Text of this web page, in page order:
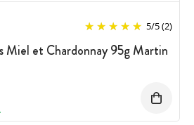
5/5(2)
Miel et Chardonnay 95g Martin